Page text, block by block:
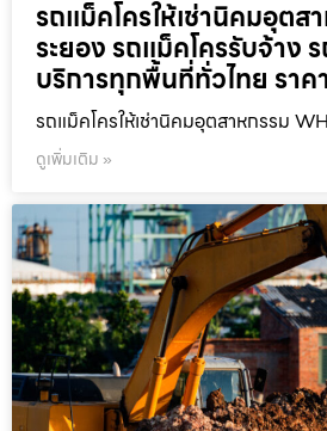
รถแม็คโครให้เช่านิคมอุต
ระยอง รถแม็คโครรับจ้าง ร
บริการทุกพื้นที่ทั่วไทย ราค
รถแม็คโครให้เช่านิคมอุตสาหกรรม
ดูเพิ่มเติม »